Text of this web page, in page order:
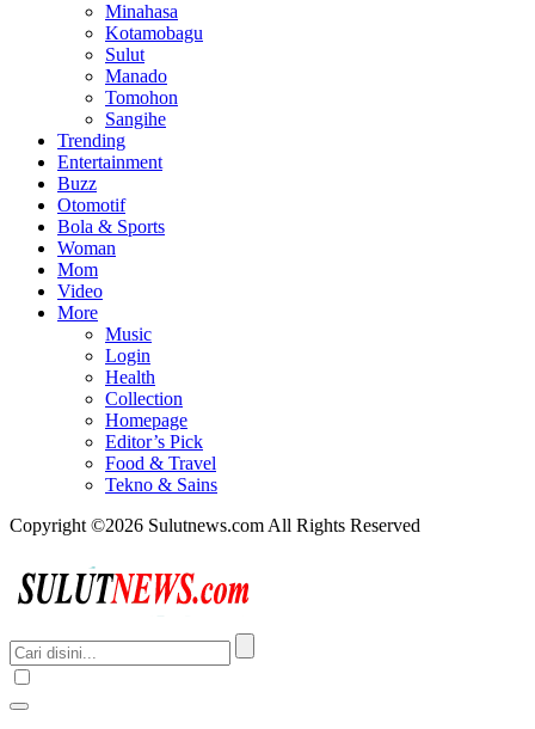
Minahasa
Kotamobagu
Sulut
Manado
Tomohon
Sangihe
Trending
Entertainment
Buzz
Otomotif
Bola & Sports
Woman
Mom
Video
More
Music
Login
Health
Collection
Homepage
Editor’s Pick
Food & Travel
Tekno & Sains
Copyright ©2026 Sulutnews.com All Rights Reserved